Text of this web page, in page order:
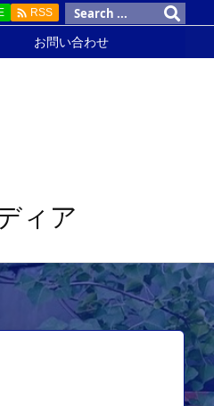
お問い合わせ
 RSS
ィア